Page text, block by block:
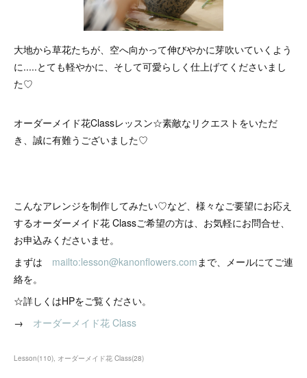
大地から草花たちが、空へ向かって伸びやかに芽吹いていくよう
に.....とても軽やかに、そして可愛らしく仕上げてくださいまし
た♡
オーダーメイド花Classレッスン☆素敵なリクエストをいただ
き、誠に有難うございました♡
こんなアレンジを制作してみたい♡など、様々なご要望にお応え
するオーダーメイド花 Classご希望の方は、お気軽にお問合せ、
お申込みくださいませ。
まずは mailto:lesson@kanonflowers.comまで、メールにてご連
絡を。
☆詳しくはHPをご覧ください。
→ オーダーメイド花 Class
Lesson(110) オーダーメイド花 Class(28)